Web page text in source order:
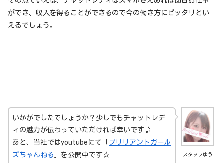
ができ、収入を得ることができるので今の働き方にピッタリとい
えるでしょう。
スタッフゆう
いかがでしたでしょうか？少しでもチャットレデ
ィの魅力が伝わっていただければ幸いです♪
あと、当社ではyoutubeにて「
ブリリアントガール
ズちゃんねる
」を公開中です☆